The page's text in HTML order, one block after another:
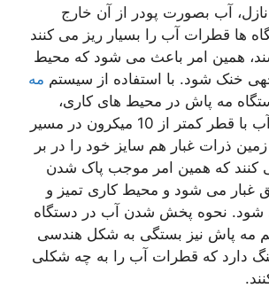
نازل، آب بصورت پودر از آن خارج
ها قطرات آب را بسیار ریز می کنند
همین امر باعث می شود که محیط
خنک شود. با استفاده از سیستم مه
مه پاش در محیط های کاری،
ذرات بسیار ریز آب با قطر کمتر از 10 میکرون در مسیر
ذرات غبار هم سایز خود را در بر
کنند که همین امر موجب پاک شدن
غبار می شود و محیط کاری تمیز و
شود. نحوه پخش شدن آب در دستگاه
مه پاش نیز بستگی به شکل هندسی
دارد که قطرات آب را به چه شکلی